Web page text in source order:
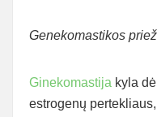
Genekomastikos
Ginekomastija kyla
estrogenų